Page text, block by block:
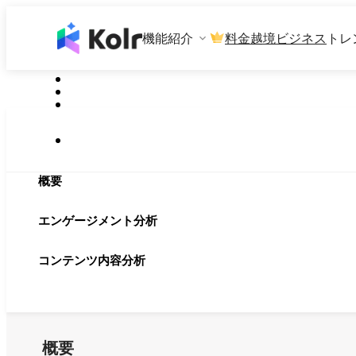
機能紹介 料金越境ビジネス ト
概要
エンゲージメント分析
コンテンツ内容分析
概要